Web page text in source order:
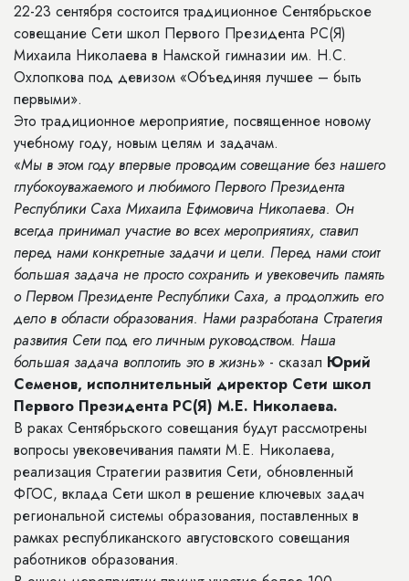
22-23 сентября состоится традиционное Сентябрьское
совещание Сети школ Первого Президента РС(Я)
Михаила Николаева в Намской гимназии им. Н.С.
Охлопкова под девизом «Объединяя лучшее – быть
первыми».
Это традиционное мероприятие, посвященное новому
учебному году, новым целям и задачам.
«Мы в этом году впервые проводим совещание без нашего
глубокоуважаемого и любимого Первого Президента
Республики Саха Михаила Ефимовича Николаева. Он
всегда принимал участие во всех мероприятиях, ставил
перед нами конкретные задачи и цели. Перед нами стоит
большая задача не просто сохранить и увековечить память
о Первом Президенте Республики Саха, а продолжить его
дело в области образования. Нами разработана Стратегия
развития Сети под его личным руководством. Наша
большая задача воплотить это в жизнь» - сказал Юрий
Семенов, исполнительный директор Сети школ
Первого Президента РС(Я) М.Е. Николаева.
В раках Сентябрьского совещания будут рассмотрены
вопросы увековечивания памяти М.Е. Николаева,
реализация Стратегии развития Сети, обновленный
ФГОС, вклада Сети школ в решение ключевых задач
региональной системы образования, поставленных в
рамках республиканского августовского совещания
работников образования.